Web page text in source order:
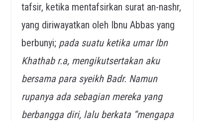
tafsir, ketika mentafsirkan surat an-nashr,
yang diriwayatkan oleh Ibnu Abbas yang
berbunyi; pada suatu ketika umar Ibn
Khathab r.a, mengikutsertakan aku
bersama para syeikh Badr. Namun
rupanya ada sebagian mereka yang
berbangga diri, lalu berkata “mengapa